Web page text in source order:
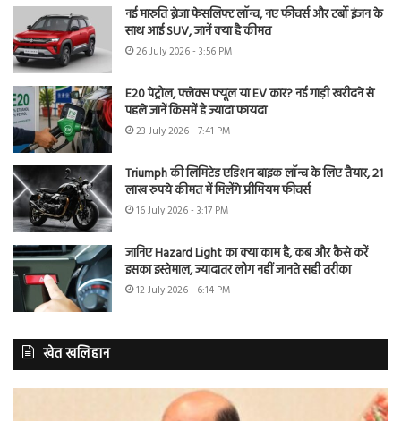
नई मारुति ब्रेजा फेसलिफ्ट लॉन्च, नए फीचर्स और टर्बो इंजन के
साथ आई SUV, जानें क्या है कीमत
26 July 2026 - 3:56 PM
E20 पेट्रोल, फ्लेक्स फ्यूल या EV कार? नई गाड़ी खरीदने से
पहले जानें किसमें है ज्यादा फायदा
23 July 2026 - 7:41 PM
Triumph की लिमिटेड एडिशन बाइक लॉन्च के लिए तैयार, 21
लाख रुपये कीमत में मिलेंगे प्रीमियम फीचर्स
16 July 2026 - 3:17 PM
जानिए Hazard Light का क्या काम है, कब और कैसे करें
इसका इस्तेमाल, ज्यादातर लोग नहीं जानते सही तरीका
12 July 2026 - 6:14 PM
खेत खलिहान